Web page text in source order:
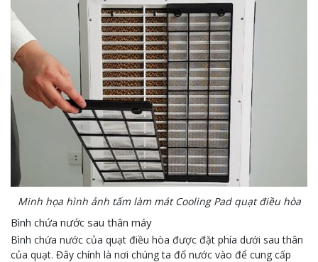
Minh họa hình ảnh tấm làm mát Cooling Pad quạt điều hòa
Bình chứa nước sau thân máy
Bình chứa nước của quạt điều hòa được đặt phía dưới sau thân
của quạt. Đây chính là nơi chúng ta đổ nước vào để cung cấp